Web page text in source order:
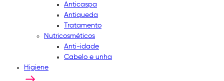
Anticaspa
Antiqueda
Tratamento
Nutricosméticos
Anti-idade
Cabelo e unha
Higiene